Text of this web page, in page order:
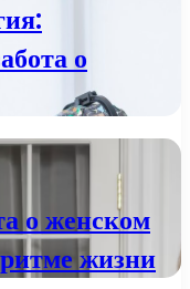
о
о женском
жизни